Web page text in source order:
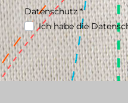
Datenschutz *
Ich habe die